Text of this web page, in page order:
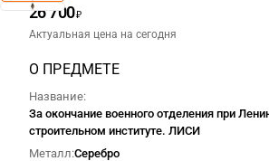
26 700₽
Актуальная цена на сегодня
О ПРЕДМЕТЕ
Название
За окончание военного отделения при
строительном институте. ЛИСИ
Металл Серебро